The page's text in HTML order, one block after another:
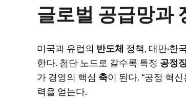
글로벌 공급망과
미국과 유럽의 반도체 정책, 대만·한
한다. 첨단 노드로 갈수록 특정 공정
가 경영의 핵심 축이 된다. “공정 혁
력을 얻는다.